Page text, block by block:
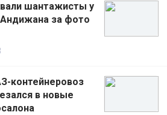
шантажисты у
за фото
контейнеровоз
в новые